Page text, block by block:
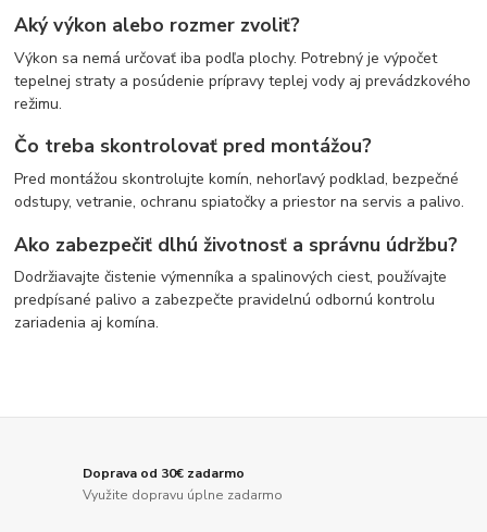
Aký výkon alebo rozmer zvoliť?
Výkon sa nemá určovať iba podľa plochy. Potrebný je výpočet
tepelnej straty a posúdenie prípravy teplej vody aj prevádzkového
režimu.
Čo treba skontrolovať pred montážou?
Pred montážou skontrolujte komín, nehorľavý podklad, bezpečné
odstupy, vetranie, ochranu spiatočky a priestor na servis a palivo.
Ako zabezpečiť dlhú životnosť a správnu údržbu?
Dodržiavajte čistenie výmenníka a spalinových ciest, používajte
predpísané palivo a zabezpečte pravidelnú odbornú kontrolu
zariadenia aj komína.
Doprava od 30€ zadarmo
Využite dopravu úplne zadarmo